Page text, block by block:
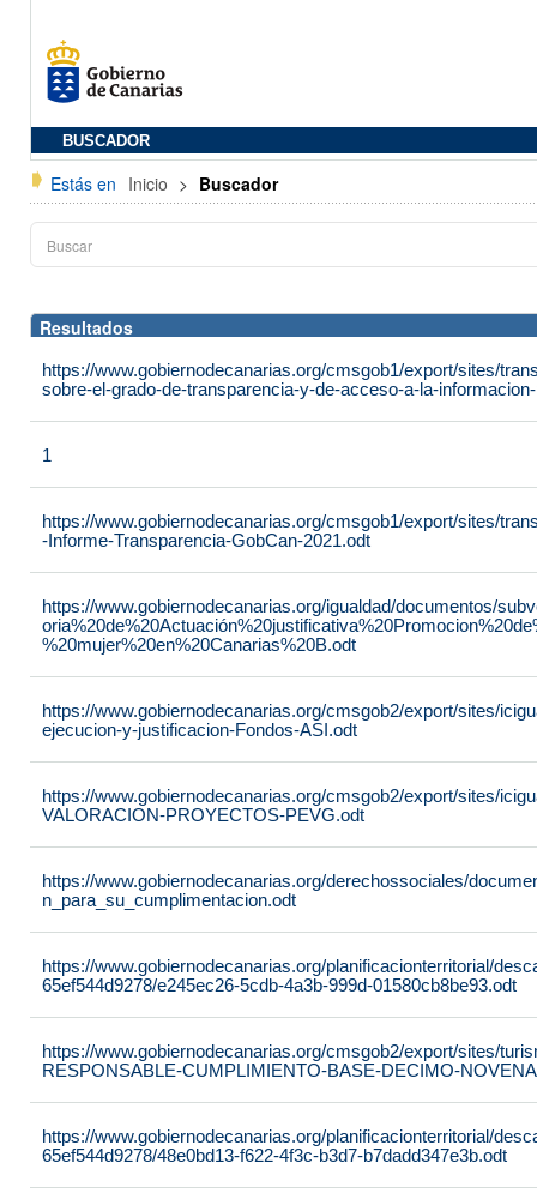
BUSCADOR
Estás en Inicio > Buscador
Resultados
https://www.gobiernodecanarias.org/cmsgob1/export/sites/
sobre-el-grado-de-transparencia-y-de-acceso-a-la-
1
https://www.gobiernodecanarias.org/cmsgob1/export/sites/
-Informe-Transparencia-GobCan-2021.odt
https://www.gobiernodecanarias.org/igualdad/documentos/
%20mujer%20en%20Canarias%20B.odt
https://www.gobiernodecanarias.org/cmsgob2/export/sites/
ejecucion-y-justificacion-Fondos-ASI.odt
https://www.gobiernodecanarias.org/cmsgob2/export/sites/
VALORACION-PROYECTOS-PEVG.odt
https://www.gobiernodecanarias.org/derechossociales/
n_para_su_cumplimentacion.odt
https://www.gobiernodecanarias.org/planificacionterritorial/
65ef544d9278/e245ec26-5cdb-4a3b-999d-01580cb8be93.odt
https://www.gobiernodecanarias.org/cmsgob2/export/sites/
RESPONSABLE-CUMPLIMIENTO-BASE-DECIMO-
https://www.gobiernodecanarias.org/planificacionterritorial/
65ef544d9278/48e0bd13-f622-4f3c-b3d7-b7dadd347e3b.odt